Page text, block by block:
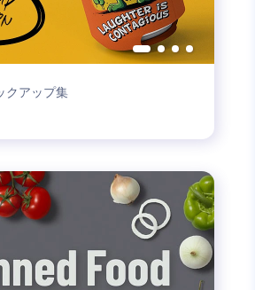
クアップ集